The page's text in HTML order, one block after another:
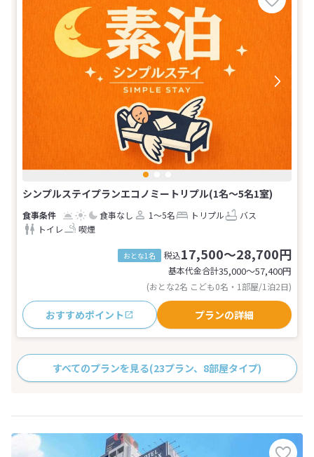
シンプルステイプランエコノミートリプル(1名～5名1室)
食事なし 1～5名 トリプル
バス
トイレ
喫煙
おとな1名 税込17,500～28,700円
基本代金合計35,000〜57,400円
(おとな2名 こども0名・1部屋/1泊2日)
おすすめポイント プランの詳細
すべてのプランを見る(23プラン、8部屋タイプ)